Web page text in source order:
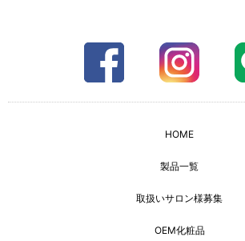
HOME
製品一覧
取扱いサロン様募集
OEM化粧品